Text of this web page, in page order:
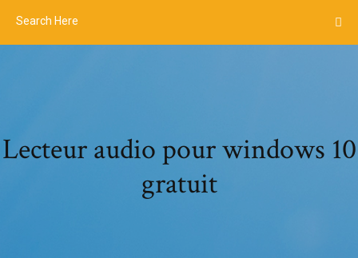
Lecteur audio pour windows 10
gratuit